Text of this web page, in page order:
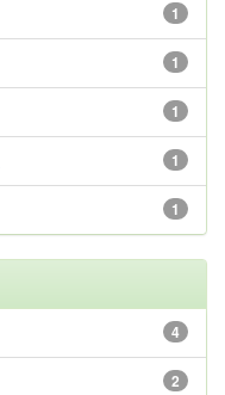
1
1
1
1
1
4
2